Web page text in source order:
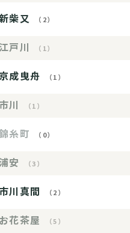
柴又 （2）
江戸川 （1）
成曳舟 （1）
市川 （1）
糸町 （0）
浦安 （3）
市川真間 （2）
お花茶屋 （5）